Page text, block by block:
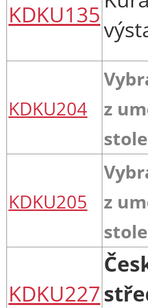
KDKU135
KDKU204
z
KDKU205
z
KDKU227